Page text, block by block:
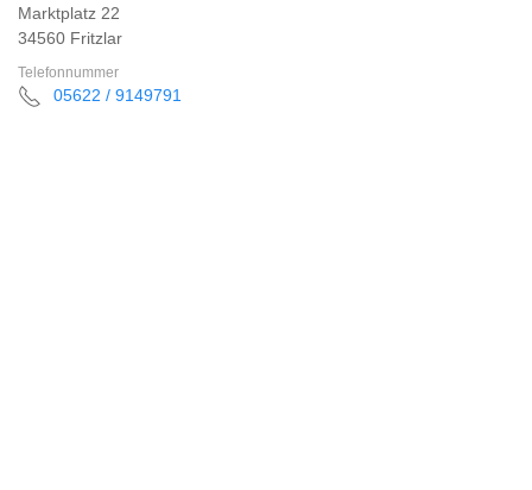
Marktplatz 22
34560 Fritzlar
Telefonnummer
05622 / 9149791